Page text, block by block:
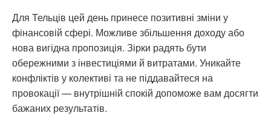
Для Тельців цей день принесе позитивні зміни у
фінансовій сфері. Можливе збільшення доходу або
нова вигідна пропозиція. Зірки радять бути
обережними з інвестиціями й витратами. Уникайте
конфліктів у колективі та не піддавайтеся на
провокації — внутрішній спокій допоможе вам досягти
бажаних результатів.